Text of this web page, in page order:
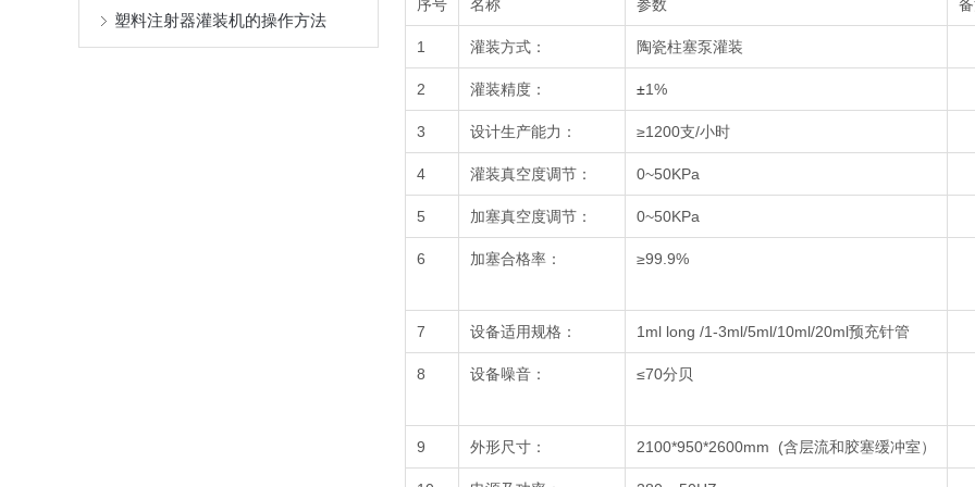
塑料注射器灌装机的操作方法
序号 名称 参数
1 灌装方式： 陶瓷柱塞泵灌装
2 灌装精度： ±1%
3 设计生产能力： ≥1200支/小时
4 灌装真空度调节： 0~50KPa
5 加塞真空度调节： 0~50KPa
6 加塞合格率： ≥99.9%
7 设备适用规格： 1ml long /1-3ml/5ml/10ml/20ml预充针管
8 设备噪音： ≤70分贝
9 外形尺寸： 2100*950*2600mm (含层流和胶塞缓冲室）